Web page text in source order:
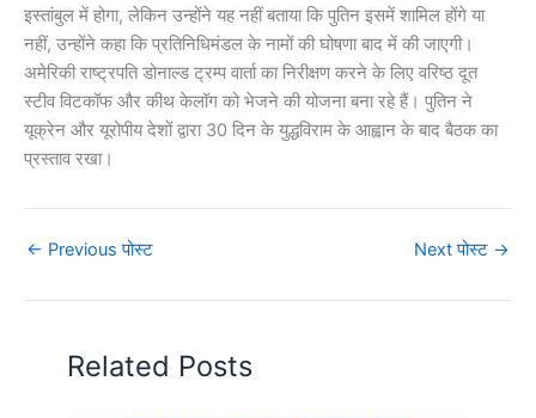
इस्तांबुल में होगा, लेकिन उन्होंने यह नहीं बताया कि पुतिन इसमें शामिल होंगे या
नहीं, उन्होंने कहा कि प्रतिनिधिमंडल के नामों की घोषणा बाद में की जाएगी।
अमेरिकी राष्ट्रपति डोनाल्ड ट्रम्प वार्ता का निरीक्षण करने के लिए वरिष्ठ दूत
स्टीव विटकॉफ और कीथ केलॉग को भेजने की योजना बना रहे हैं। पुतिन ने
यूक्रेन और यूरोपीय देशों द्वारा 30 दिन के युद्धविराम के आह्वान के बाद बैठक का
प्रस्ताव रखा।
← Previous पोस्ट Next पोस्ट →
Related Posts